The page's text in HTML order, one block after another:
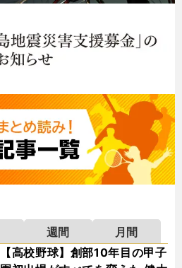
週間
月間
【高校野球】創部10年目の甲子